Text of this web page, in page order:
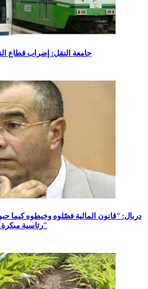
جامعة النقل: إضراب قطاع النقل يومي 25 و26
دربال: "قانون المالية فصّلوه وخيطوه كيما
رئاسية مبكرة من بين أهم الحلول للأزمة السياسية"